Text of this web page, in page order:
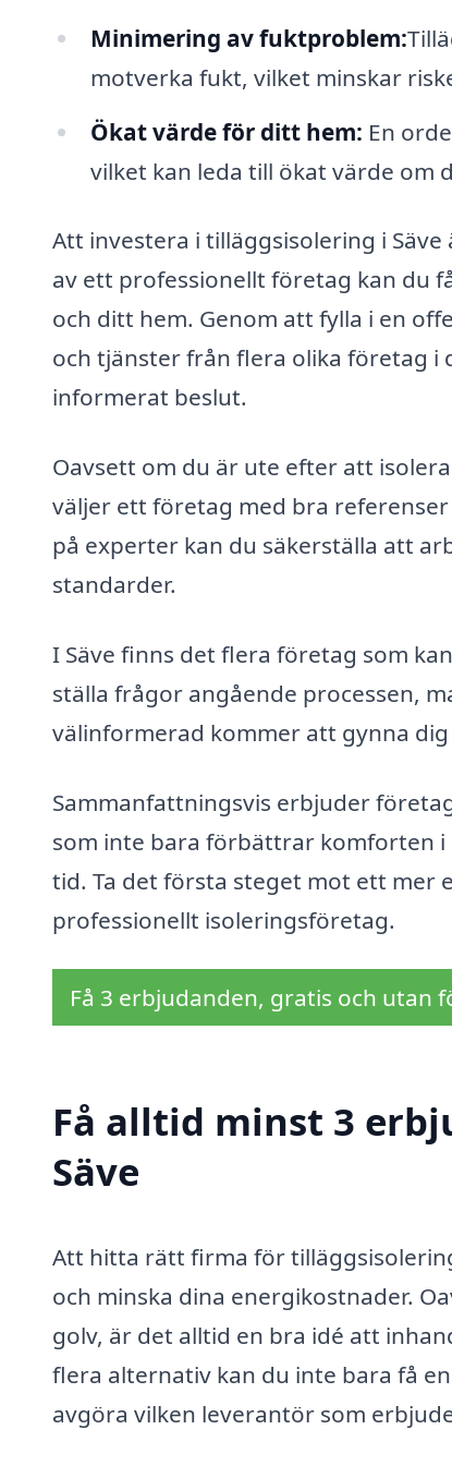
Minimering av fuktproblem:
motverka fukt, vilket minskar
Ökat värde för ditt hem: En
vilket kan leda till ökat värde om
Att investera i tilläggsisolering i
av ett professionellt företag kan du
och ditt hem. Genom att fylla i en
och tjänster från flera olika företag
informerat beslut.
Oavsett om du är ute efter att
väljer ett företag med bra
på experter kan du säkerställa att
standarder.
I Säve finns det flera företag som
ställa frågor angående processen,
välinformerad kommer att gynna
Sammanfattningsvis erbjuder
som inte bara förbättrar komforten
tid. Ta det första steget mot ett mer
professionellt isoleringsföretag.
Få 3 erbjudanden, gratis och utan
Få alltid minst 3
Säve
Att hitta rätt firma för
och minska dina energikostnader.
golv, är det alltid en bra idé att
flera alternativ kan du inte bara få
avgöra vilken leverantör som